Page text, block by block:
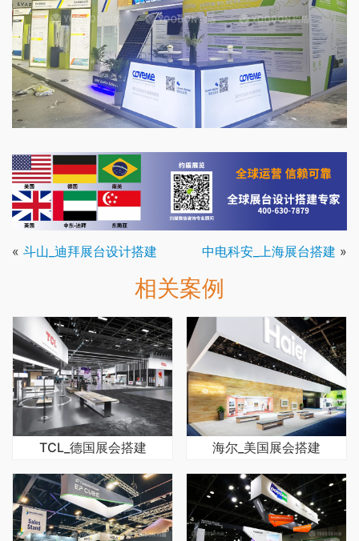
« 斗山_迪拜展台设计搭建 中电科安_上海展台搭建 »
相关案例
TCL_德国展会搭建 海尔_美国展会搭建